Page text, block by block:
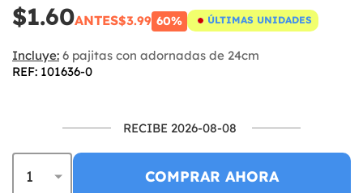
$1.60ANTES$3.99 60% ÚLTIMAS UNIDADES
Incluye: 6 pajitas con adornadas de 24cm
REF: 101636-0
RECIBE 2026-08-08
COMPRAR AHORA